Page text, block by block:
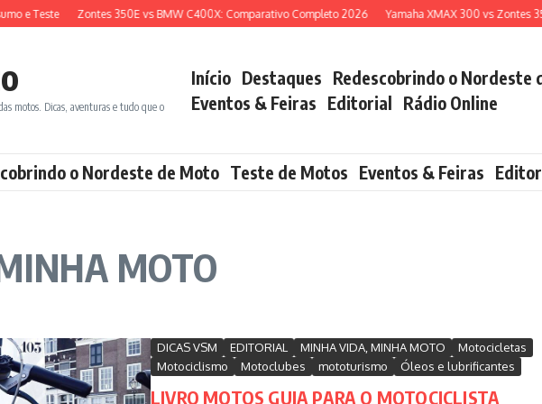
e Teste Zontes 350E vs BMW C400X: Comparativo Completo 2026 Yamaha XMAX 300 vs Zontes
motos. Dicas, aventuras e tudo que o
Início Destaques Redescobrindo o Nordeste
Eventos & Feiras Editorial Rádio Online
o Nordeste de Moto Teste de Motos Eventos & Feiras
MOTO
DICAS VSM EDITORIAL MINHA VIDA, MINHA MOTO
Motocicletas
Motociclismo
Motoclubes mototurismo Óleos e lubrificantes
LIVRO MOTOS GUIA PARA O MOTOCICLISTA